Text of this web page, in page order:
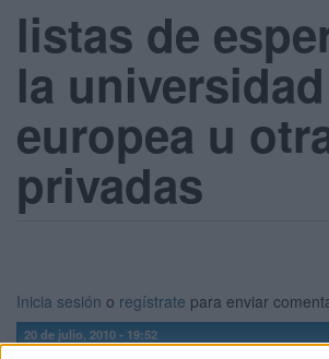
listas de
la universidad
europea u
privadas
Inicia sesión o regístrate para enviar
20 de julio, 2010 - 19:52